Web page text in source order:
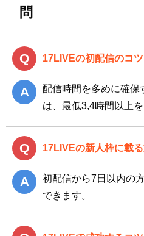
問
17LIVEの初配信のコツ
配信時間を多めに確保
は、最低3,4時間以上
17LIVEの新人枠に載
初配信から7日以内の
できます。